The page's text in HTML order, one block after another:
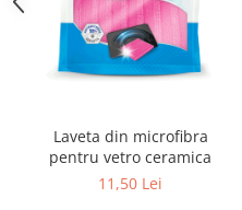
Laveta din microfibra
pentru vetro ceramica
11,50 Lei